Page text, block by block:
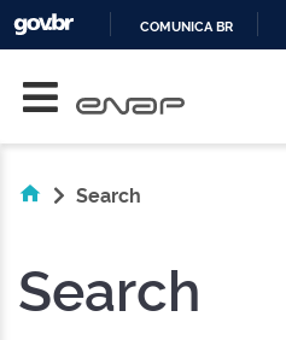
COMUNICA BR
Search
Search